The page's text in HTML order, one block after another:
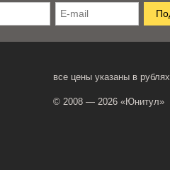
все цены указаны в рублях
© 2008 — 2026 «Юнитул»